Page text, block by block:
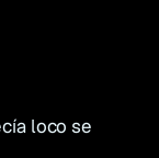
loco se